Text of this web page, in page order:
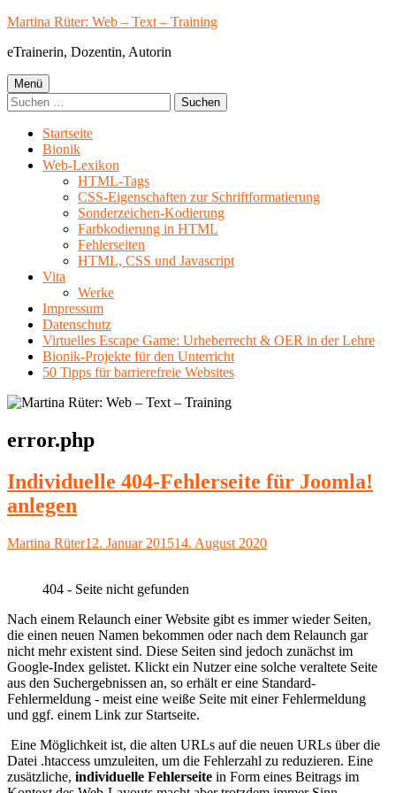
Springe
Inhalt
Martina Rüter: Web – Text – Training
eTrainerin, Dozentin, Autorin
Primäres
Menü
Menü
Suchen
nach:
Startseite
Bionik
Web-Lexikon
HTML-Tags
CSS-Eigenschaften zur Schriftformatierung
Sonderzeichen-Kodierung
Farbkodierung in HTML
Fehlerseiten
HTML, CSS und Javascript
Vita
Werke
Impressum
Datenschutz
Virtuelles Escape Game: Urheberrecht & OER in der Lehre
Bionik-Projekte für den Unterricht
50 Tipps für barrierefreie Websites
Schlagwort:
error.php
Individuelle 404-Fehlerseite für Joomla!
anlegen
Autor
Martina RüterVeröffentlicht
12. Januar 201514. August 2020
404 - Seite nicht gefunden
Nach einem Relaunch einer Website gibt es immer wieder Seiten,
die einen neuen Namen bekommen oder nach dem Relaunch gar
nicht mehr existent sind. Diese Seiten sind jedoch zunächst im
Google-Index gelistet. Klickt ein Nutzer eine solche veraltete Seite
aus den Suchergebnissen an, so erhält er eine Standard-
Fehlermeldung - meist eine weiße Seite mit einer Fehlermeldung
und ggf. einem Link zur Startseite.
Eine Möglichkeit ist, die alten URLs auf die neuen URLs über die
Datei .htaccess umzuleiten, um die Fehlerzahl zu reduzieren. Eine
zusätzliche, individuelle Fehlerseite in Form eines Beitrags im